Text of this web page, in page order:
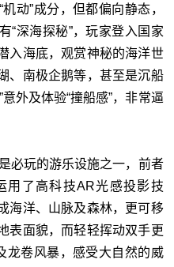
动”成分，但都偏向静态，
“深海探秘”，玩家登入国家
入海底，观赏神秘的海洋世
、南极企鹅等，甚至是沉船
外及体验“撞船感”，非常逼
必玩的游乐设施之一，前者
用了高科技AR光感投影技
海洋、山脉及森林，更可移
表面貌，而轻轻挥动双手更
龙卷风暴，感受大自然的威